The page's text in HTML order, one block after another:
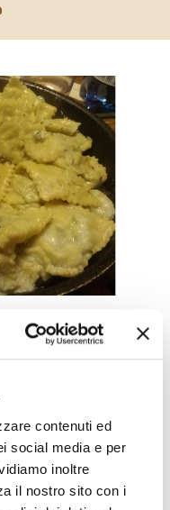
contenuti ed
social media e per
inoltre
il nostro sito con i
00 - 80 grammi di